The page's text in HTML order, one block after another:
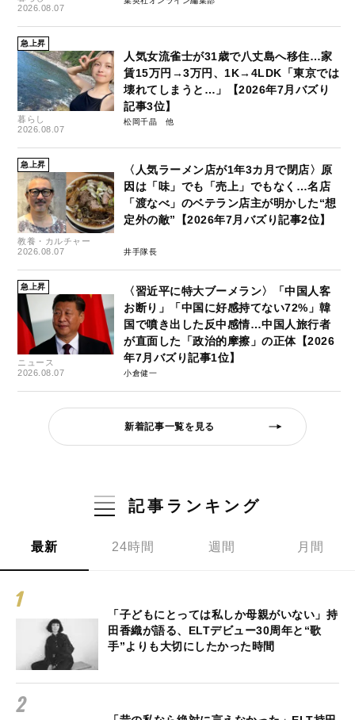
2026.08.07
急上昇
暮らし
2026.08.07
人気女流雀士が31歳で八丈島へ移住…家
賃15万円→3万円、1K→4LDK「東京では
壊れてしまうと…」【2026年7月バズり
記事3位】
松岡千晶
急上昇
教養・カルチャー
2026.08.07
〈人気ラーメン店が1年3カ月で閉店〉原
因は「味」でも「売上」でもなく…名店
「渡なべ」のベテラン店主が明かした“想
定外の敵”【2026年7月バズり記事2位】
井手隊長
急上昇
ニュース
2026.08.07
〈習近平に特大ブーメラン〉「中国人客
お断り」「中国に好感持てない72%」韓
国で噴き出した反中感情…中国人旅行者
が直面した「政治的摩擦」の正体【2026
年7月バズり記事1位】
小倉健一
新着記事一覧を見る
記事ランキング
最新 24時間 週間 月間
「子どもにとっては私しか母親がいない」持
田香織が語る、ELTデビュー30周年と“歌
手”よりも大切にしたかった時間